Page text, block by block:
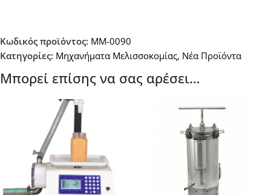
Κωδικός προϊόντος: MM-0090
Κατηγορίες: Μηχανήματα Μελισσοκομίας, Νέα Προϊόντα
Μπορεί επίσης να σας αρέσει…